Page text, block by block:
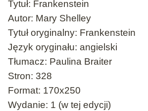
Tytuł: Frankenstein
Autor: Mary Shelley
Tytuł oryginalny: Frankenstein
Język oryginału: angielski
Tłumacz: Paulina Braiter
Stron: 328
Format: 170x250
Wydanie: 1 (w tej edycji)